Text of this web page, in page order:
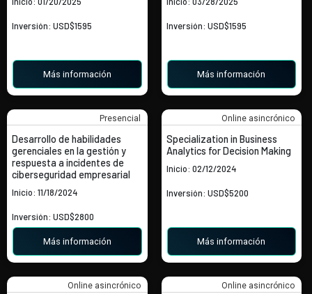
Inversión: USD$1595
Más información
Inversión: USD$1595
Más información
Desarrollo de habilidades
gerenciales en la gestión y
respuesta a incidentes de
ciberseguridad empresarial
Inicio: 11/18/2024
Inversión: USD$2800
Presencial
Más información
Specialization in Business
Analytics for Decision Making
Inicio: 02/12/2024
Inversión: USD$5200
Online asincrónico
Más información
Online asincrónico Online asincrónico